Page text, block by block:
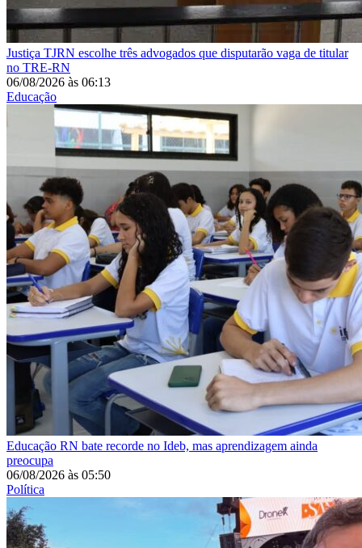
Justiça TJRN escolhe três advogados que disputarão vaga de titular
no TRE-RN
06/08/2026 às 06:13
Educação
Educação RN bate recorde no Ideb, mas aprendizagem ainda
preocupa
06/08/2026 às 05:50
Política